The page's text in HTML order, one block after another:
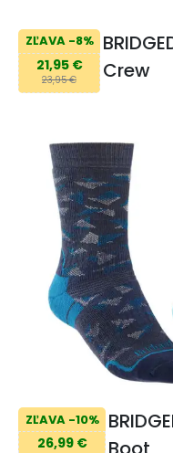
ZĽAVA -8%
21,95 €
23,95 €
Crew
ZĽAVA -10%
26,99 €